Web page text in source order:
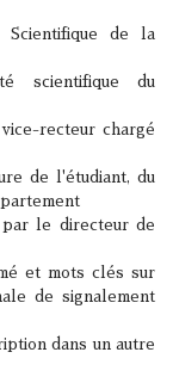
de la
scientifique du
recteur chargé
de l'étudiant, du
par le directeur de
et mots clés sur
de signalement
dans un autre